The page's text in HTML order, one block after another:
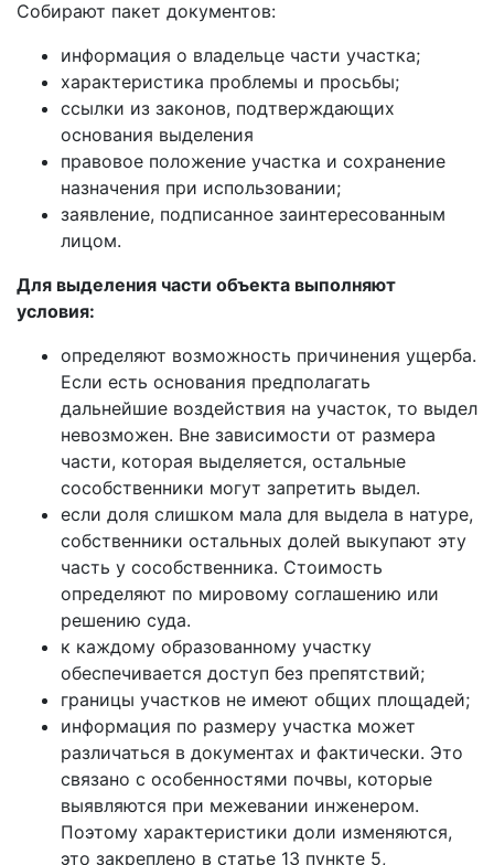
Собирают пакет документов:
информация о владельце части участка;
характеристика проблемы и просьбы;
ссылки из законов, подтверждающих
основания выделения
правовое положение участка и сохранение
назначения при использовании;
заявление, подписанное заинтересованным
лицом.
Для выделения части объекта выполняют
условия:
определяют возможность причинения ущерба.
Если есть основания предполагать
дальнейшие воздействия на участок, то выдел
невозможен. Вне зависимости от размера
части, которая выделяется, остальные
сособственники могут запретить выдел.
если доля слишком мала для выдела в натуре,
собственники остальных долей выкупают эту
часть у сособственника. Стоимость
определяют по мировому соглашению или
решению суда.
к каждому образованному участку
обеспечивается доступ без препятствий;
границы участков не имеют общих площадей;
информация по размеру участка может
различаться в документах и фактически. Это
связано с особенностями почвы, которые
выявляются при межевании инженером.
Поэтому характеристики доли изменяются,
это закреплено в статье 13 пункте 5,